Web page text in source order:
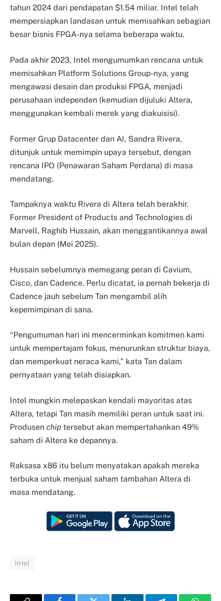
tahun 2024 dari pendapatan $1.54 miliar. Intel telah
mempersiapkan landasan untuk memisahkan sebagian
besar bisnis FPGA-nya selama beberapa waktu.
Pada akhir 2023, Intel mengumumkan rencana untuk
memisahkan Platform Solutions Group-nya, yang
mengawasi desain dan produksi FPGA, menjadi
perusahaan independen (kemudian dijuluki Altera,
menggunakan kembali merek yang diakuisisi).
Former Grup Datacenter dan AI, Sandra Rivera,
ditunjuk untuk memimpin upaya tersebut, dengan
rencana IPO (Penawaran Saham Perdana) di masa
mendatang.
Tampaknya waktu Rivera di Altera telah berakhir.
Former President of Products and Technologies di
Marvell, Raghib Hussain, akan menggantikannya awal
bulan depan (Mei 2025).
Hussain sebelumnya memegang peran di Cavium,
Cisco, dan Cadence. Perlu dicatat, ia pernah bekerja di
Cadence jauh sebelum Tan mengambil alih
kepemimpinan di sana.
“Pengumuman hari ini mencerminkan komitmen kami
untuk mempertajam fokus, menurunkan struktur biaya,
dan memperkuat neraca kami,” kata Tan dalam
pernyataan yang telah disiapkan.
Intel mungkin melepaskan kendali mayoritas atas
Altera, tetapi Tan masih memiliki peran untuk saat ini.
Produsen chip tersebut akan mempertahankan 49%
saham di Altera ke depannya.
Raksasa x86 itu belum menyatakan apakah mereka
terbuka untuk menjual saham tambahan Altera di
masa mendatang.
Intel